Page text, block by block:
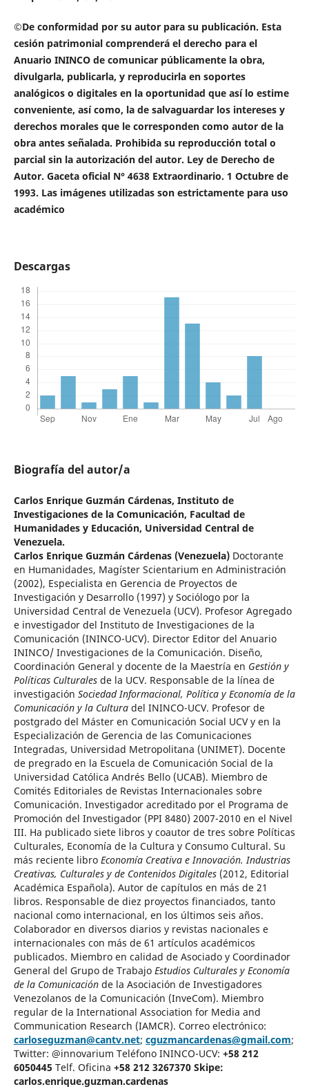
©De conformidad por su autor para su publicación. Esta
cesión patrimonial comprenderá el derecho para el
Anuario ININCO de comunicar públicamente la obra,
divulgarla, publicarla, y reproducirla en soportes
analógicos o digitales en la oportunidad que así lo estime
conveniente, así como, la de salvaguardar los intereses y
derechos morales que le corresponden como autor de la
obra antes señalada. Prohibida su reproducción total o
parcial sin la autorización del autor. Ley de Derecho de
Autor. Gaceta oficial N° 4638 Extraordinario. 1 Octubre de
1993. Las imágenes utilizadas son estrictamente para uso
académico
Descargas
Biografía del autor/a
Carlos Enrique Guzmán Cárdenas, Instituto de
Investigaciones de la Comunicación, Facultad de
Humanidades y Educación, Universidad Central de
Venezuela.
Carlos Enrique Guzmán Cárdenas (Venezuela) Doctorante
en Humanidades, Magíster Scientarium en Administración
(2002), Especialista en Gerencia de Proyectos de
Investigación y Desarrollo (1997) y Sociólogo por la
Universidad Central de Venezuela (UCV). Profesor Agregado
e investigador del Instituto de Investigaciones de la
Comunicación (ININCO-UCV). Director Editor del Anuario
ININCO/ Investigaciones de la Comunicación. Diseño,
Coordinación General y docente de la Maestría en Gestión y
Políticas Culturales de la UCV. Responsable de la línea de
investigación Sociedad Informacional, Política y Economía de la
Comunicación y la Cultura del ININCO-UCV. Profesor de
postgrado del Máster en Comunicación Social UCV y en la
Especialización de Gerencia de las Comunicaciones
Integradas, Universidad Metropolitana (UNIMET). Docente
de pregrado en la Escuela de Comunicación Social de la
Universidad Católica Andrés Bello (UCAB). Miembro de
Comités Editoriales de Revistas Internacionales sobre
Comunicación. Investigador acreditado por el Programa de
Promoción del Investigador (PPI 8480) 2007-2010 en el Nivel
III. Ha publicado siete libros y coautor de tres sobre Políticas
Culturales, Economía de la Cultura y Consumo Cultural. Su
más reciente libro Economía Creativa e Innovación. Industrias
Creativas, Culturales y de Contenidos Digitales(2012, Editorial
Académica Española). Autor de capítulos en más de 21
libros. Responsable de diez proyectos financiados, tanto
nacional como internacional, en los últimos seis años.
Colaborador en diversos diarios y revistas nacionales e
internacionales con más de 61 artículos académicos
publicados. Miembro en calidad de Asociado y Coordinador
General del Grupo de Trabajo Estudios Culturales y Economía
de la Comunicación de la Asociación de Investigadores
Venezolanos de la Comunicación (InveCom). Miembro
regular de la International Association for Media and
Communication Research (IAMCR). Correo electrónico:
carloseguzman@cantv.net; cguzmancardenas@gmail.com;
Twitter: @innovarium Teléfono ININCO-UCV: +58 212
6050445 Telf. Oficina +58 212 3267370 Skipe:
carlos.enrique.guzman.cardenas